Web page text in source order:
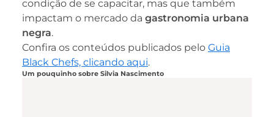
condição de se capacitar, mas que também
impactam o mercado da gastronomia urbana
negra.
Confira os conteúdos publicados pelo Guia
Black Chefs, clicando aqui.
Um pouquinho sobre Silvia Nascimento